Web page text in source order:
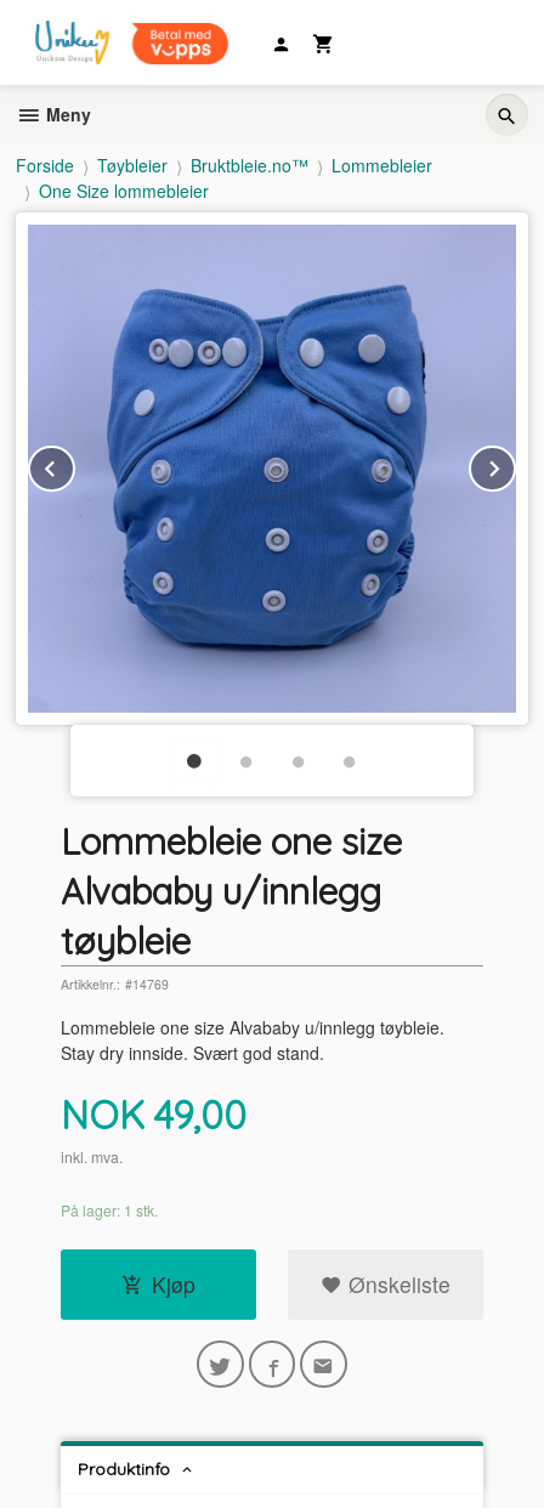
innholdet
Meny
Forside Tøybleier Bruktbleie.no™
Lommebleier
One Size lommebleier
Prev
Lommebleie one size
Alvababy u/innlegg
tøybleie
Artikkelnr.: #14769
Lommebleie one size Alvababy u/innlegg tøybleie.
Stay dry innside. Svært god stand.
Pris
NOK49,00
inkl. mva.
På lager: 1 stk.
Kjøp Ønskeliste
Produktinfo